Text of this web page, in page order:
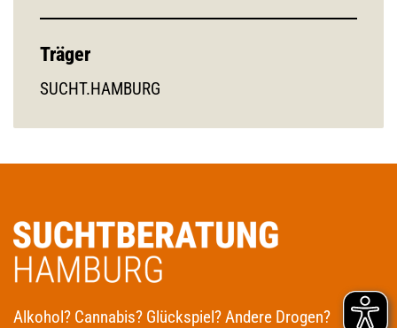
Träger
SUCHT.HAMBURG
Alkohol? Cannabis? Glückspiel? Andere Drogen?